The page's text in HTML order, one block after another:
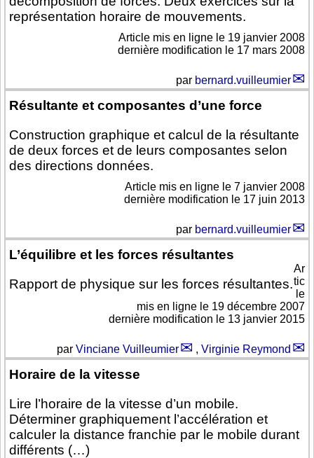
représentation horaire de mouvements.
Article mis en ligne le 19 janvier 2008
dernière modification le 17 mars 2008
par bernard.vuilleumier
Résultante et composantes d’une force
Construction graphique et calcul de la résultante
de deux forces et de leurs composantes selon
des directions données.
Article mis en ligne le 7 janvier 2008
dernière modification le 17 juin 2013
par bernard.vuilleumier
L’équilibre et les forces résultantes
Rapport de physique sur les forces résultantes.
Ar
tic
le
mis en ligne le 19 décembre 2007
dernière modification le 13 janvier 2015
par Vinciane Vuilleumier , Virginie Reymond
Horaire de la vitesse
Lire l’horaire de la vitesse d’un mobile.
Déterminer graphiquement l’accélération et
calculer la distance franchie par le mobile durant
différents (…)